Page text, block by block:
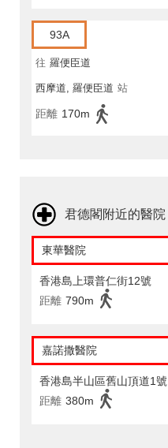
93A
往 羅便臣道
西摩道, 羅便臣道 站
距離 170m
君德閣附近的醫院
東華醫院
香港島上環普仁街12號
距離 790m
嘉諾撒醫院
香港島半山區舊山頂道1號
距離 380m